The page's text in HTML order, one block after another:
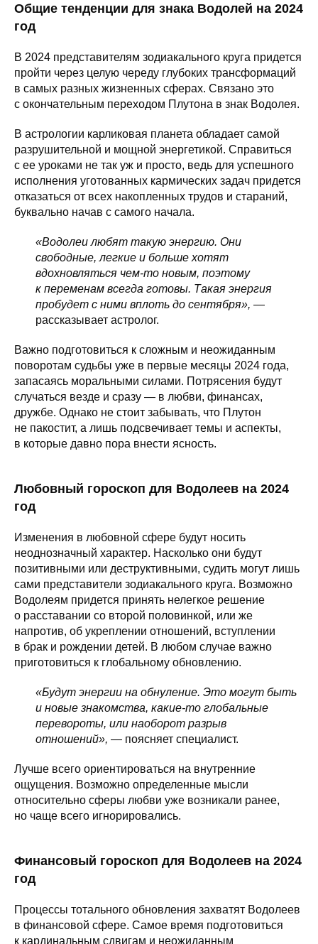
Общие тенденции для знака Водолей на 2024
год
В 2024 представителям зодиакального круга придется
пройти через целую череду глубоких трансформаций
в самых разных жизненных сферах. Связано это
с окончательным переходом Плутона в знак Водолея.
В астрологии карликовая планета обладает самой
разрушительной и мощной энергетикой. Справиться
с ее уроками не так уж и просто, ведь для успешного
исполнения уготованных кармических задач придется
отказаться от всех накопленных трудов и стараний,
буквально начав с самого начала.
«Водолеи любят такую энергию. Они
свободные, легкие и больше хотят
вдохновляться чем-то новым, поэтому
к переменам всегда готовы. Такая энергия
пробудет с ними вплоть до сентября», —
рассказывает астролог.
Важно подготовиться к сложным и неожиданным
поворотам судьбы уже в первые месяцы 2024 года,
запасаясь моральными силами. Потрясения будут
случаться везде и сразу — в любви, финансах,
дружбе. Однако не стоит забывать, что Плутон
не пакостит, а лишь подсвечивает темы и аспекты,
в которые давно пора внести ясность.
Любовный гороскоп для Водолеев на 2024
год
Изменения в любовной сфере будут носить
неоднозначный характер. Насколько они будут
позитивными или деструктивными, судить могут лишь
сами представители зодиакального круга. Возможно
Водолеям придется принять нелегкое решение
о расставании со второй половинкой, или же
напротив, об укреплении отношений, вступлении
в брак и рождении детей. В любом случае важно
приготовиться к глобальному обновлению.
«Будут энергии на обнуление. Это могут быть
и новые знакомства, какие-то глобальные
перевороты, или наоборот разрыв
отношений», — поясняет специалист.
Лучше всего ориентироваться на внутренние
ощущения. Возможно определенные мысли
относительно сферы любви уже возникали ранее,
но чаще всего игнорировались.
Финансовый гороскоп для Водолеев на 2024
год
Процессы тотального обновления захватят Водолеев
в финансовой сфере. Самое время подготовиться
к кардинальным сдвигам и неожиданным